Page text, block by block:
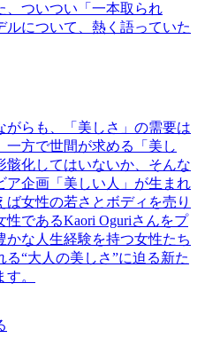
、ついつい「一本取られ
ルについて、熱く語っていた
がらも、「美しさ」の需要は
一方で世間が求める「美し
骸化してはいないか、そんな
ア企画「美しい人」が生まれ
ば女性の若さとボディを売り
性であるKaori Oguriさんをプ
かな人生経験を持つ女性たち
“大人の美しさ”に迫る新た
。